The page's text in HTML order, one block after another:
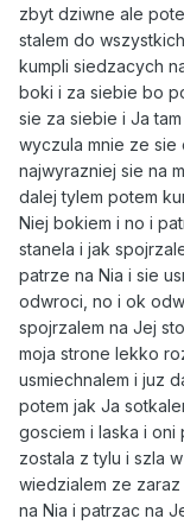
zbyt dziwne ale
stalem do
kumpli siedzacych
boki i za siebie bo
sie za siebie i Ja
wyczula mnie ze
najwyrazniej sie na
dalej tylem potem
Niej bokiem i no i
stanela i jak
patrze na Nia i sie
odwroci, no i ok
spojrzalem na Jej
moja strone lekko
usmiechnalem i juz
potem jak Ja
gosciem i laska i oni
zostala z tylu i szla
wiedzialem ze
na Nia i patrzac na